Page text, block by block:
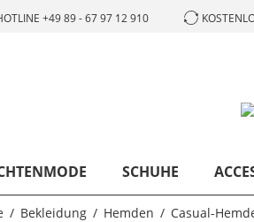
+49 89 - 67 97 12 910
SCHUHE
Bekleidung Hemden Casual-